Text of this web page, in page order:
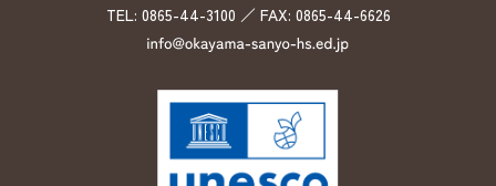
TEL: 0865-44-3100 ／ FAX: 0865-44-6626